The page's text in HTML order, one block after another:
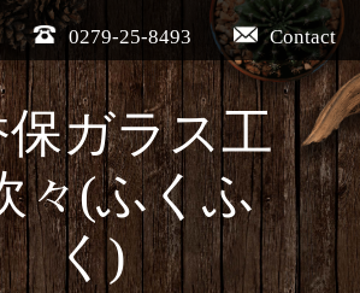
Contact
0279-25-8493
ガラス工
々(ふくふ
く)